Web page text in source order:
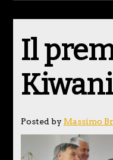
Il
Posted by Massimo